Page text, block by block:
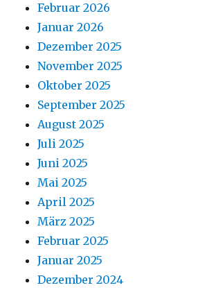
Februar 2026
Januar 2026
Dezember 2025
November 2025
Oktober 2025
September 2025
August 2025
Juli 2025
Juni 2025
Mai 2025
April 2025
März 2025
Februar 2025
Januar 2025
Dezember 2024